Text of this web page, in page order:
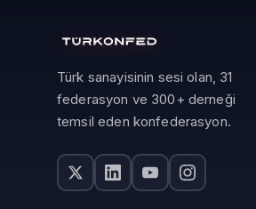
Türk sanayisinin sesi olan, 31
federasyon ve 300+ derneği
temsil eden konfederasyon.